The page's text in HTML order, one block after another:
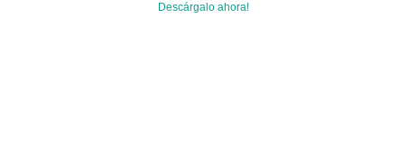
Descárgalo ahora!